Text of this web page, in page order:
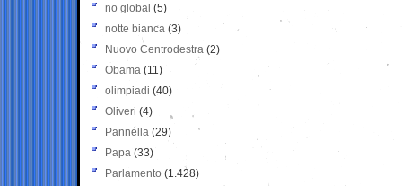
no global (5)
notte bianca (3)
Nuovo Centrodestra (2)
Obama (11)
olimpiadi (40)
Oliveri (4)
Pannella (29)
Papa (33)
Parlamento (1.428)